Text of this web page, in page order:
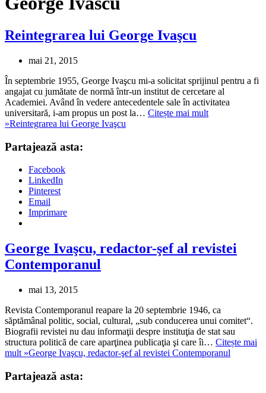
Reintegrarea lui George Ivaşcu
mai 21, 2015
În septembrie 1955, George Ivaşcu mi-a solicitat sprijinul pentru a fi
angajat cu jumătate de normă într-un institut de cercetare al
Academiei. Având în vedere antecedentele sale în activitatea
universitară, i-am propus un post la… Citește mai mult
»Reintegrarea lui George Ivaşcu
Partajează asta:
Facebook
LinkedIn
Pinterest
Email
Imprimare
George Ivaşcu, redactor-şef al revistei
Contemporanul
mai 13, 2015
Revista Contemporanul reapare la 20 septembrie 1946, ca
săptămânal politic, social, cultural, „sub conducerea unui comitet“.
Biografii revistei nu dau informaţii despre instituţia de stat sau
structura politică de care aparţinea publicaţia şi care îi… Citește mai
mult »George Ivaşcu, redactor-şef al revistei Contemporanul
Partajează asta: